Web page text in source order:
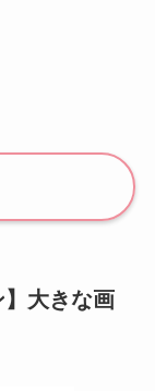
】大きな画